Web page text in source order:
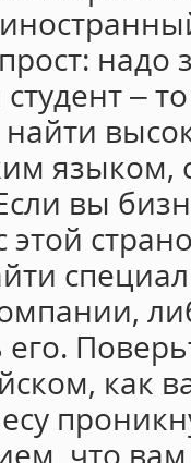
надо
–
языком,
вы
этой
его.
как
что вам